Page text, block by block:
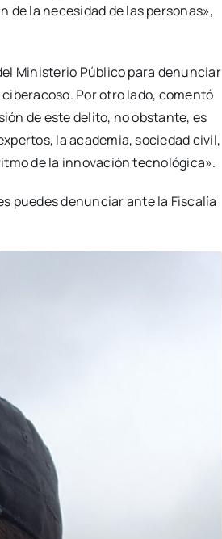
de la necesidad de las personas»,
Ministerio Público para denunciar
Por otro lado, comentó
de este delito, no obstante, es
la academia, sociedad civil,
de la innovación tecnológica».
puedes denunciar ante la Fiscalía